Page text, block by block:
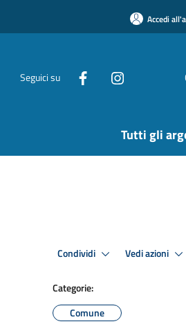
Accedi
Seguici su
Tutti gli
Condividi Vedi azioni
Categorie:
Comune